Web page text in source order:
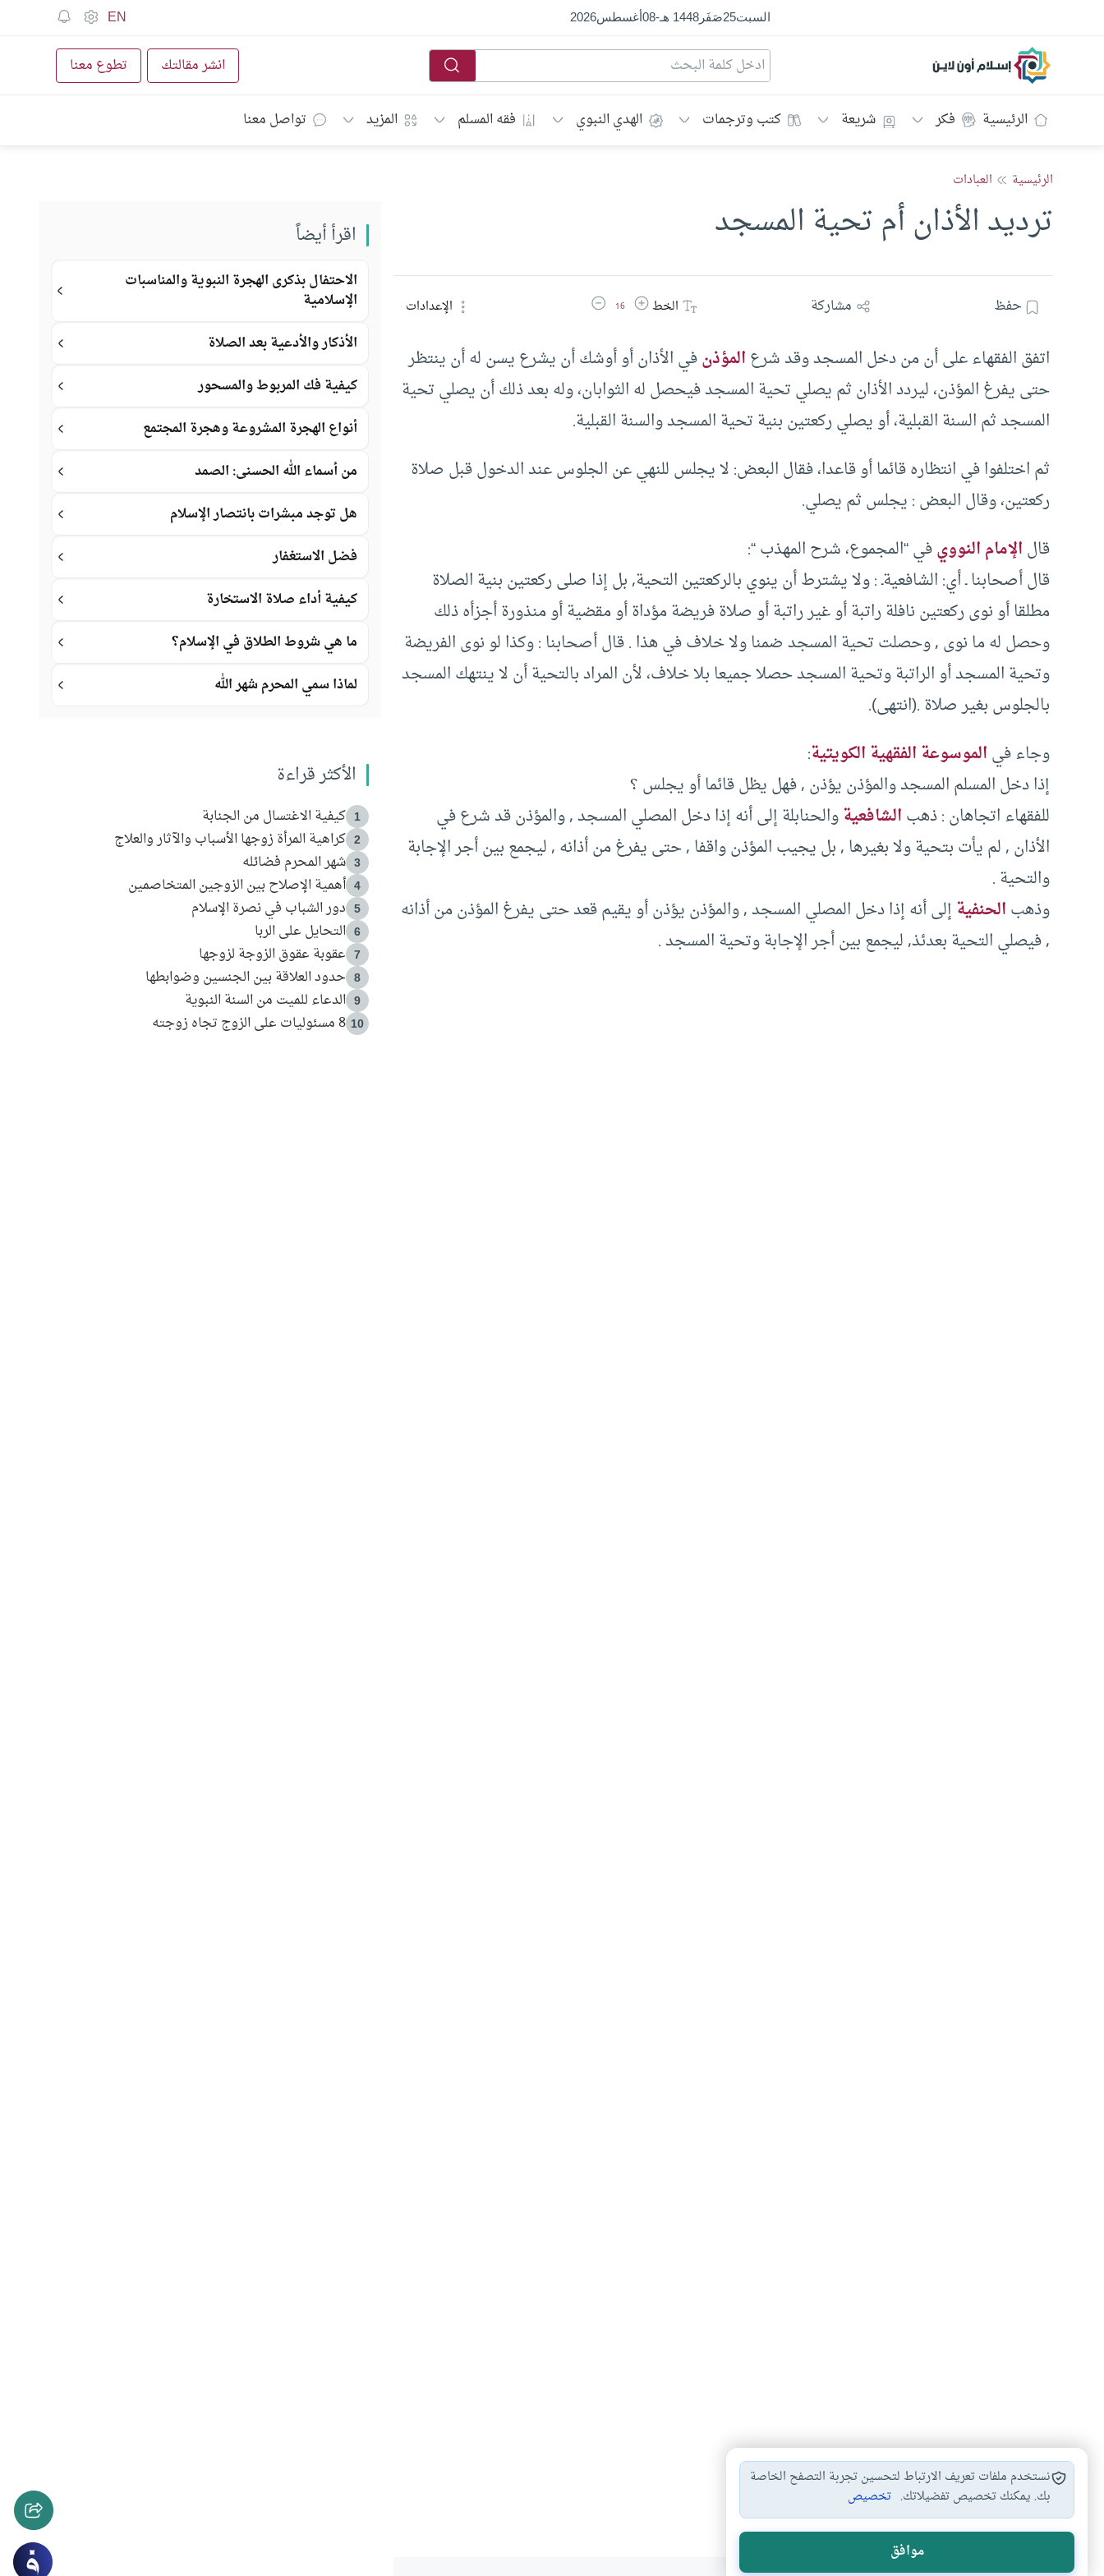
السبت25صَفَر1448 هـ -
08أغسطس2026
EN
إسلام أون لاين انشر مقالتك تطوع معنا
الرئيسية فكر شريعة كتب وترجمات الهدي النبوي فقه المسلم المزيد تواصل معنا
الرئيسية العبادات
ترديد الأذان أم تحية المسجد
حفظ مشاركة الخطزيادة حجم الخط
16 تقليل حجم الخط الإعدادات
اتفق الفقهاء على أن من دخل المسجد وقد شرعالمؤذنفي الأذان أو أوشك أن يشرع يسن له أن ينتظر
حتى يفرغ المؤذن، ليردد الأذان ثم يصلي تحية المسجد فيحصل له الثوابان، وله بعد ذلك أن يصلي تحية
المسجد ثم السنة القبلية، أو يصلي ركعتين بنية تحية المسجد والسنة القبلية.
ثم اختلفوا في انتظاره قائما أو قاعدا، فقال البعض: لا يجلس للنهي عن الجلوس عند الدخول قبل صلاة
ركعتين، وقال البعض : يجلس ثم يصلي.
قالالإمام النوويفي “المجموع، شرح المهذب “:
قال أصحابنا ـ أي: الشافعيةـ : ولا يشترط أن ينوي بالركعتين التحية, بل إذا صلى ركعتين بنية الصلاة
مطلقا أو نوى ركعتين نافلة راتبة أو غير راتبة أو صلاة فريضة مؤداة أو مقضية أو منذورة أجزأه ذلك
وحصل له ما نوى , وحصلت تحية المسجد ضمنا ولا خلاف في هذا . قال أصحابنا : وكذا لو نوى الفريضة
وتحية المسجد أو الراتبة وتحية المسجد حصلا جميعا بلا خلاف، لأن المراد بالتحية أن لا ينتهك المسجد
بالجلوس بغير صلاة .(انتهى).
وجاء فيالموسوعة الفقهية الكويتية:
إذا دخل المسلم المسجد والمؤذن يؤذن , فهل يظل قائما أو يجلس ؟
للفقهاء اتجاهان : ذهبالشافعيةوالحنابلة إلى أنه إذا دخل المصلي المسجد , والمؤذن قد شرع في
الأذان , لم يأت بتحية ولا بغيرها , بل يجيب المؤذن واقفا , حتى يفرغ من أذانه , ليجمع بين أجر الإجابة
والتحية .
وذهبالحنفيةإلى أنه إذا دخل المصلي المسجد , والمؤذن يؤذن أو يقيم قعد حتى يفرغ المؤذن من أذانه
, فيصلي التحية بعدئذ, ليجمع بين أجر الإجابة وتحية المسجد .
اقرأ أيضاً
الاحتفال بذكرى الهجرة النبوية والمناسبات
الإسلامية
الأذكار والأدعية بعد الصلاة
كيفية فك المربوط والمسحور
أنواع الهجرة المشروعة وهجرة المجتمع
من أسماء الله الحسنى: الصمد
هل توجد مبشرات بانتصار الإسلام
فضل الاستغفار
كيفية أداء صلاة الاستخارة
ما هي شروط الطلاق في الإسلام؟
لماذا سمي المحرم شهر الله
الأكثر قراءة
1 كيفية الاغتسال من الجنابة
2 كراهية المرأة زوجها الأسباب والآثار والعلاج
3 شهر المحرم فضائله
4 أهمية الإصلاح بين الزوجين المتخاصمين
5 دور الشباب في نصرة الإسلام
6 التحايل على الربا
7 عقوبة عقوق الزوجة لزوجها
8 حدود العلاقة بين الجنسين وضوابطها
9 الدعاء للميت من السنة النبوية
10 8 مسئوليات على الزوج تجاه زوجته
نستخدم ملفات تعريف الارتباط لتحسين تجربة التصفح الخاصة
بك. يمكنك تخصيص تفضيلاتك. تخصيص
موافق